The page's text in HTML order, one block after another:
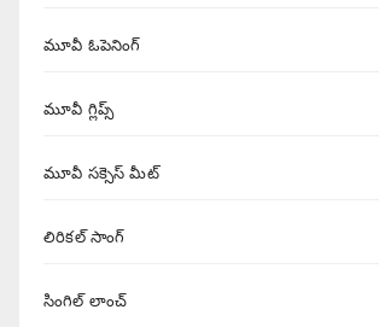
మూవీ ఓపెనింగ్
మూవీ గ్లిప్స్
మూవీ సక్సెస్ మీట్
లిరికల్ సాంగ్
సింగిల్ లాంచ్